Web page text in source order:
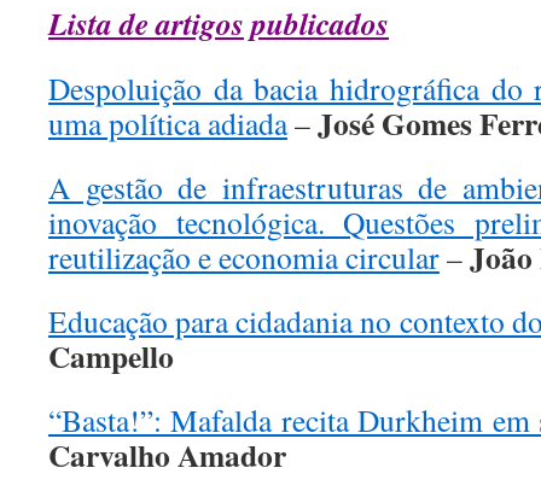
Lista de artigos publicados
Despoluição da bacia hidrográfica
uma política adiada–José Gomes
A gestão de infraestruturas de
inovação tecnológica. Questões
reutilização e economia circular–
Educação para cidadania no contexto
Campello
“Basta!”: Mafalda recita Durkheim em
Carvalho Amador